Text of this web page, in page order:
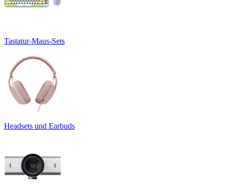
Tastatur-Maus-Sets
Headsets und Earbuds